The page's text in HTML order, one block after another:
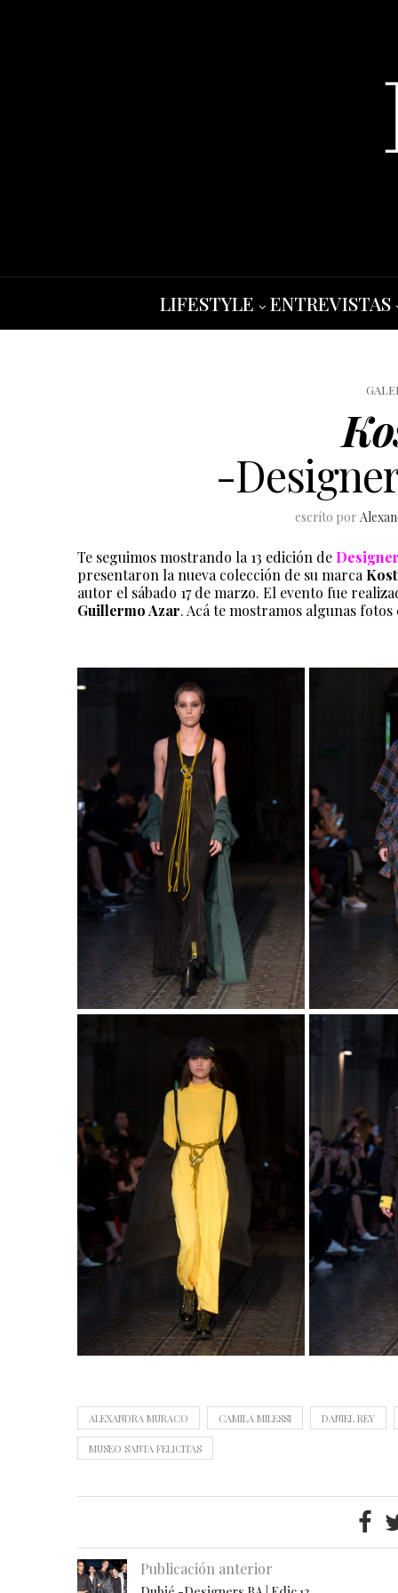
LIFESTYLE ENTREVISTAS
-
escrito por
Te seguimos mostrando la 13 edición de
presentaron la nueva colección de su marca
autor el sábado 17 de marzo. El evento fue
Guillermo Azar. Acá te mostramos algunas
ALEXANDRA MURACO CAMILA MILESSI DANIEL REY
MUSEO SANTA FELICITAS
Publicación anterior